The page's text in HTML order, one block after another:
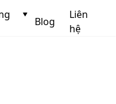
Blog
Liên
hệ